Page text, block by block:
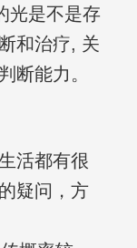
光是不是存
和治疗, 关
断能力。
活都有很
疑问，方